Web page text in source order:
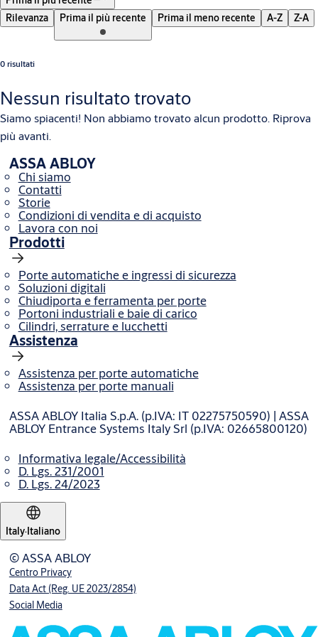
Rilevanza
Prima il più recente Prima il meno recente A-Z Z-A
0 risultati
Nessun risultato trovato
Siamo spiacenti! Non abbiamo trovato alcun prodotto. Riprova
più avanti.
ASSA ABLOY
Chi siamo
Contatti
Storie
Condizioni di vendita e di acquisto
Lavora con noi
Prodotti
Porte automatiche e ingressi di sicurezza
Soluzioni digitali
Chiudiporta e ferramenta per porte
Portoni industriali e baie di carico
Cilindri, serrature e lucchetti
Assistenza
Assistenza per porte automatiche
Assistenza per porte manuali
ASSA ABLOY Italia S.p.A. (p.IVA: IT 02275750590) | ASSA
ABLOY Entrance Systems Italy Srl (p.IVA: 02665800120)
Informativa legale/Accessibilità
D. Lgs. 231/2001
D. Lgs. 24/2023
Italy· Italiano
© ASSA ABLOY
Centro Privacy
Data Act (Reg. UE 2023/2854)
Social Media